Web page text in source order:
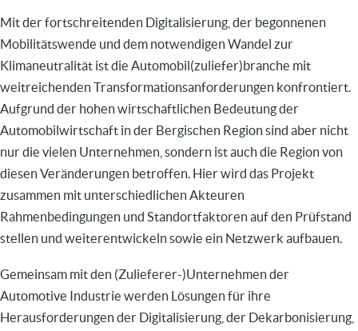
Mit der fortschreitenden Digitalisierung, der begonnenen
Mobilitätswende und dem notwendigen Wandel zur
Klimaneutralität ist die Automobil(zuliefer)branche mit
weitreichenden Transformationsanforderungen konfrontiert.
Aufgrund der hohen wirtschaftlichen Bedeutung der
Automobilwirtschaft in der Bergischen Region sind aber nicht
nur die vielen Unternehmen, sondern ist auch die Region von
diesen Veränderungen betroffen. Hier wird das Projekt
zusammen mit unterschiedlichen Akteuren
Rahmenbedingungen und Standortfaktoren auf den Prüfstand
stellen und weiterentwickeln sowie ein Netzwerk aufbauen.
Gemeinsam mit den (Zulieferer-)Unternehmen der
Automotive Industrie werden Lösungen für ihre
Herausforderungen der Digitalisierung, der Dekarbonisierung,